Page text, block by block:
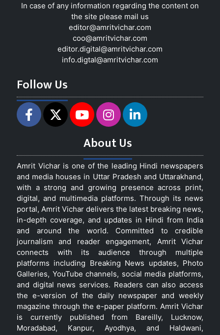
In case of any information regarding the content on
the site please mail us
editor@amritvichar.com
coo@amritvichar.com
editor.digital@amritvichar.com
info.digtal@amritvichar.com
Follow Us
About Us
Amrit Vichar is one of the leading Hindi newspapers
and media houses in Uttar Pradesh and Uttarakhand,
with a strong and growing presence across print,
digital, and multimedia platforms. Through its news
portal, Amrit Vichar delivers the latest breaking news,
in-depth coverage, and updates in Hindi from India
and around the world. Committed to credible
journalism and reader engagement, Amrit Vichar
connects with its audience through multiple
platforms including Breaking News updates, Photo
Galleries, YouTube channels, social media platforms,
and digital news services. Readers can also access
the e-version of the daily newspaper and weekly
magazine through the e-paper platform. Amrit Vichar
is currently published from Bareilly, Lucknow,
Moradabad, Kanpur, Ayodhya, and Haldwani,